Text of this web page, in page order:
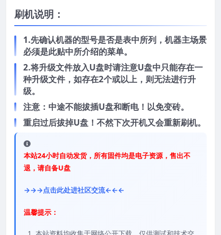
刷机说明：
1.先确认机器的型号是否是表中所列，机器主场景
必须是此贴中所介绍的菜单。
2.将升级文件放入U盘时请注意U盘中只能存在一
种升级文件，如存在2个或以上，则无法进行升
级。
注意：中途不能拔插U盘和断电！以免变砖。
重启过后拔掉U盘！不然下次开机又会重新刷机。
本站24小时自动发货，所有固件均是电子资源，售出不
退，请自备U盘
→→→点击此处进社区交流←←←
温馨提示：